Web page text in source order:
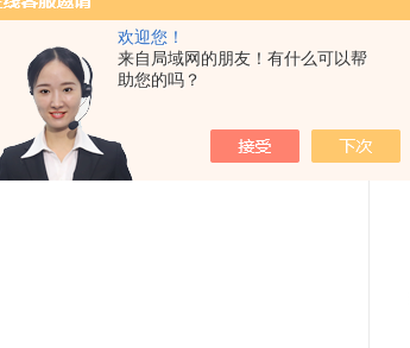
欢迎您！
来自局域网的朋友！有什么可以帮
助您的吗？